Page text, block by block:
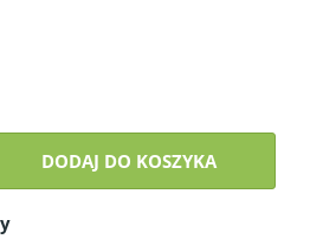
DODAJ DO KOSZYKA